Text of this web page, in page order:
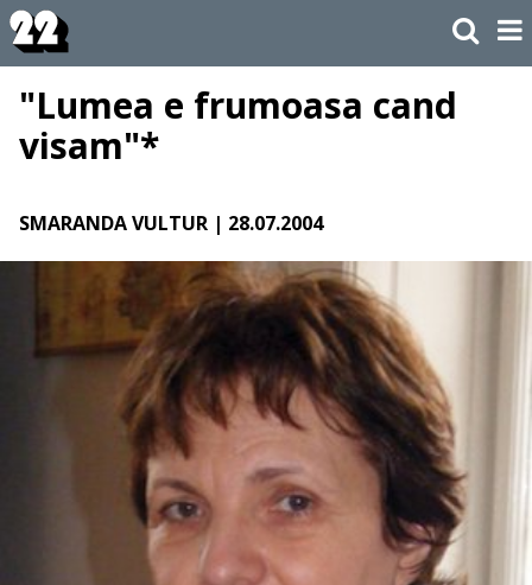
"Lumea e frumoasa cand
visam"*
SMARANDA VULTUR | 28.07.2004